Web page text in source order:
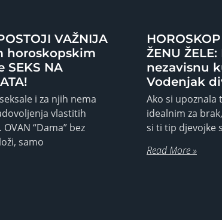
VAŽNIJA
horoskopskim
SEKS NA
i za njih nema
vlastitih
“Dama” bez
samo
ŽENU
nezavisnu
Vodenjak
Ako si upoznala
idealnim za
si ti tip djevojke
Read More »